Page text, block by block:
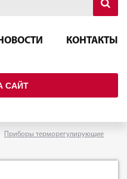
КОНТАКТЫ
САЙТ
Приборы терморегулирующие